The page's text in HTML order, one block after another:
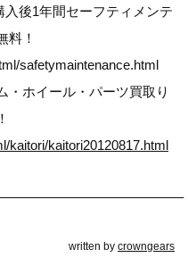
後1年間セーフティメンテ
料！
safetymaintenance.html
ホイール・パーツ買取り
kaitori/kaitori20120817.html
written by crowngears